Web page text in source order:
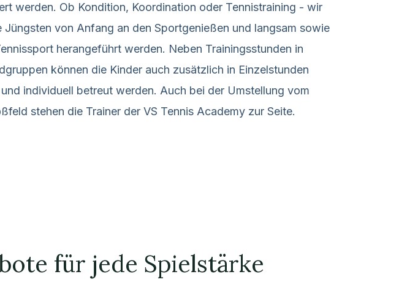
werden. Ob Kondition, Koordination oder Tennistraining - wir
Jüngsten von Anfang an den Sportgenießen und langsam sowie
herangeführt werden. Neben Trainingsstunden in
können die Kinder auch zusätzlich in Einzelstunden
individuell betreut werden. Auch bei der Umstellung vom
stehen die Trainer der VS Tennis Academy zur Seite.
für jede Spielstärke